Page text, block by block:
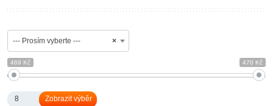
×
--- Prosím vyberte ---
469 Kč 470 Kč
8